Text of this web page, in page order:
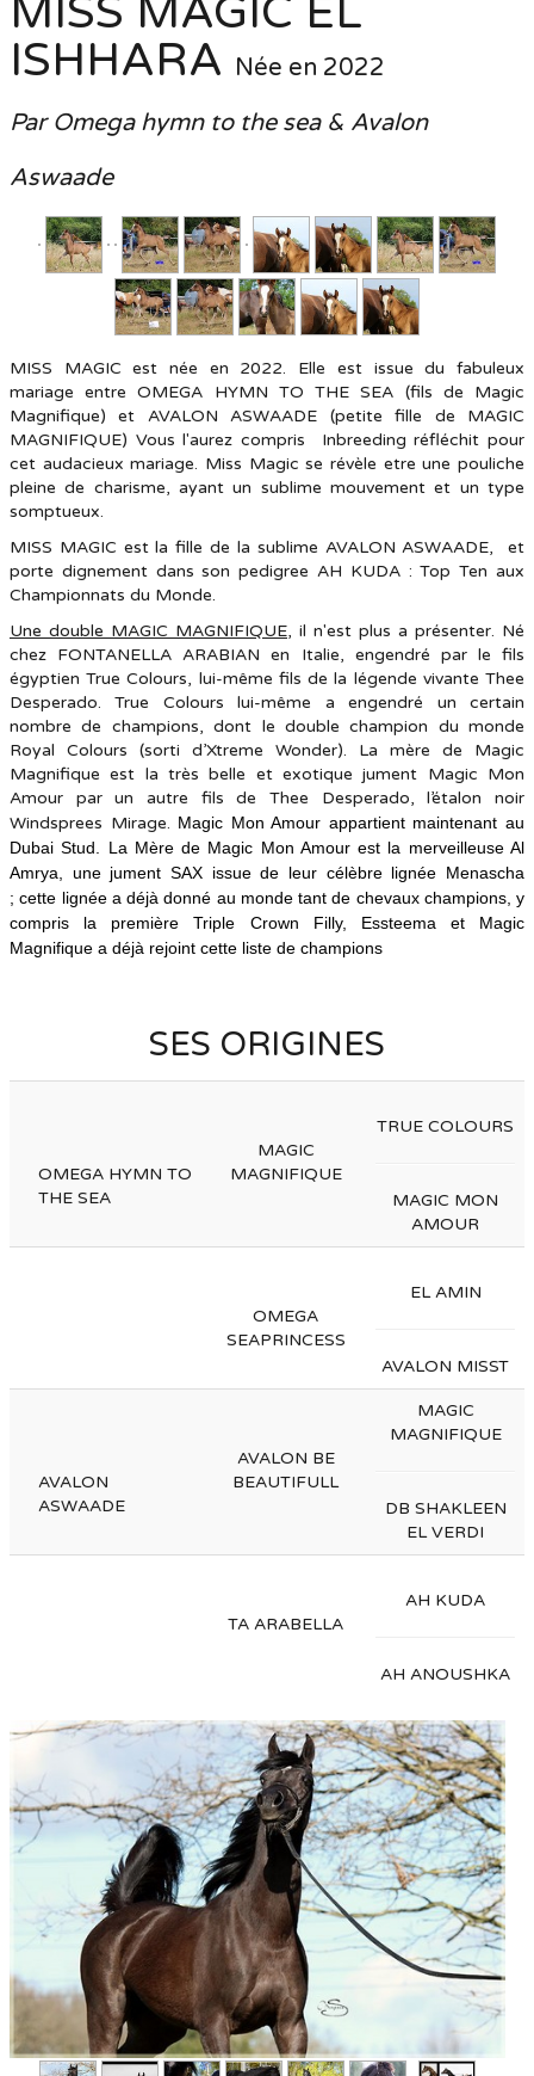
MISS MAGIC EL
ISHHARA Née en 2022
Par Omega hymn to the sea & Avalon
Aswaade
MISS MAGIC est née en 2022. Elle est issue du fabuleux
mariage entre OMEGA HYMN TO THE SEA (fils de Magic
Magnifique) et AVALON ASWAADE (petite fille de MAGIC
MAGNIFIQUE) Vous l'aurez compris Inbreeding réfléchit pour
cet audacieux mariage. Miss Magic se révèle etre une pouliche
pleine de charisme, ayant un sublime mouvement et un type
somptueux.
MISS MAGIC est la fille de la sublime AVALON ASWAADE, et
porte dignement dans son pedigree AH KUDA : Top Ten aux
Championnats du Monde.
Une double MAGIC MAGNIFIQUE, il n'est plus a présenter. Né
chez FONTANELLA ARABIAN en Italie, engendré par le fils
égyptien True Colours, lui-même fils de la légende vivante Thee
Desperado. True Colours lui-même a engendré un certain
nombre de champions, dont le double champion du monde
Royal Colours (sorti d’Xtreme Wonder). La mère de Magic
Magnifique est la très belle et exotique jument Magic Mon
Amour par un autre fils de Thee Desperado, l’étalon noir
Windsprees Mirage. Magic Mon Amour appartient maintenant au
Dubai Stud. La Mère de Magic Mon Amour est la merveilleuse Al
Amrya, une jument SAX issue de leur célèbre lignée Menascha
;cette lignée a déjà donné au monde tant de chevaux champions, y
compris la première Triple Crown Filly, Essteema et Magic
Magnifique a déjà rejoint cette liste de champions
SES ORIGINES
OMEGA HYMN TO
THE SEA
MAGIC
MAGNIFIQUE
TRUE COLOURS
MAGIC MON
AMOUR
OMEGA
SEAPRINCESS
EL AMIN
AVALON MISST
AVALON
ASWAADE
AVALON BE
BEAUTIFULL
MAGIC
MAGNIFIQUE
DB SHAKLEEN
EL VERDI
TA ARABELLA
AH KUDA
AH ANOUSHKA